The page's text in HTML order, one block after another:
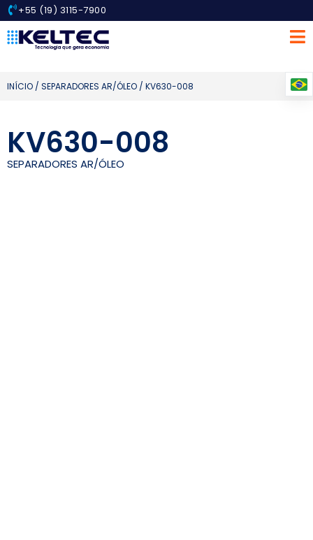
+55 (19) 3115-7900
INÍCIO / SEPARADORES AR/ÓLEO / KV630-008
KV630-008
SEPARADORES AR/ÓLEO